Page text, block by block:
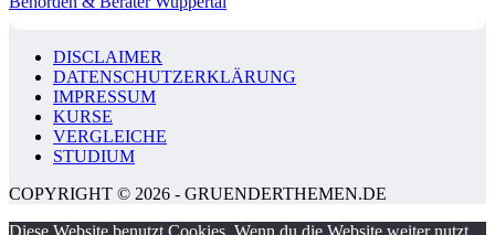
DISCLAIMER
DATENSCHUTZERKLÄRUNG
IMPRESSUM
KURSE
VERGLEICHE
STUDIUM
COPYRIGHT © 2026 - GRUENDERTHEMEN.DE
Diese Website benutzt Cookies. Wenn du die Website weiter nutzt,